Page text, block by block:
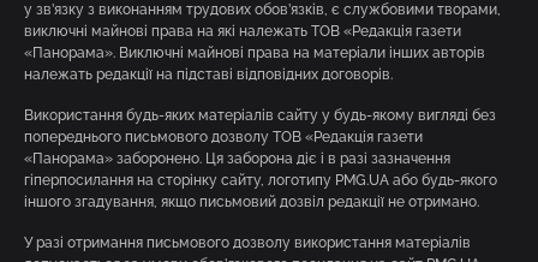
у зв’язку з виконанням трудових обов’язків, є службовими творами,
виключні майнові права на які належать ТОВ «Редакція газети
«Панорама». Виключні майнові права на матеріали інших авторів
належать редакції на підставі відповідних договорів.
Використання будь-яких матеріалів сайту у будь-якому вигляді без
попереднього письмового дозволу ТОВ «Редакція газети
«Панорама» заборонено. Ця заборона діє і в разі зазначення
гіперпосилання на сторінку сайту, логотипу PMG.UA або будь-якого
іншого згадування, якщо письмовий дозвіл редакції не отримано.
У разі отримання письмового дозволу використання матеріалів